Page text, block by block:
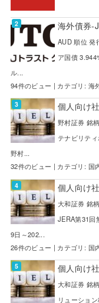
海外債券-
AUD 順位 発
ア国債
ル...
94件のビュー | カテゴリ: 海
個人向け
野村証券 銘
テナビリテ
野村...
32件のビュー | カテゴリ: 国
個人向け
大和証券 銘
JERA第31回
9日～202...
26件のビュー | カテゴリ: 国
個人向け
大和証券 銘
リューショ